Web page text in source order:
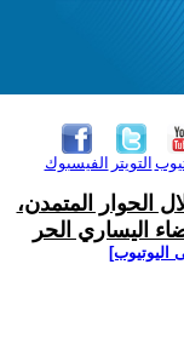
الفيسبوك التويتر
الحوار المتمدن،
اليساري الحر
اليوتيوب]